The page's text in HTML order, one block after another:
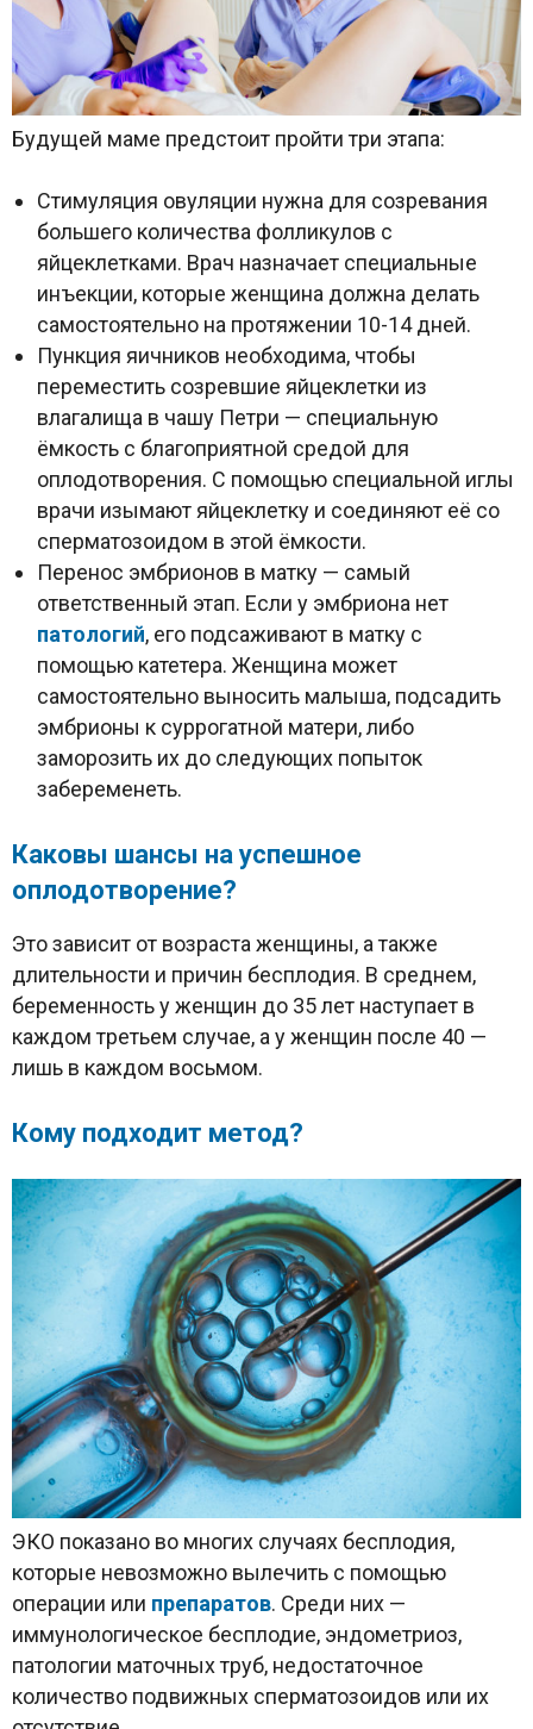
Будущей маме предстоит пройти три этапа:
Стимуляция овуляции нужна для созревания
большего количества фолликулов с
яйцеклетками. Врач назначает специальные
инъекции, которые женщина должна делать
самостоятельно на протяжении 10-14 дней.
Пункция яичников необходима, чтобы
переместить созревшие яйцеклетки из
влагалища в чашу Петри — специальную
ёмкость с благоприятной средой для
оплодотворения. С помощью специальной иглы
врачи изымают яйцеклетку и соединяют её со
сперматозоидом в этой ёмкости.
Перенос эмбрионов в матку — самый
ответственный этап. Если у эмбриона нет
патологий, его подсаживают в матку с
помощью катетера. Женщина может
самостоятельно выносить малыша, подсадить
эмбрионы к суррогатной матери, либо
заморозить их до следующих попыток
забеременеть.
Каковы шансы на успешное
оплодотворение?
Это зависит от возраста женщины, а также
длительности и причин бесплодия. В среднем,
беременность у женщин до 35 лет наступает в
каждом третьем случае, а у женщин после 40 —
лишь в каждом восьмом.
Кому подходит метод?
ЭКО показано во многих случаях бесплодия,
которые невозможно вылечить с помощью
операции или препаратов. Среди них —
иммунологическое бесплодие, эндометриоз,
патологии маточных труб, недостаточное
количество подвижных сперматозоидов или их